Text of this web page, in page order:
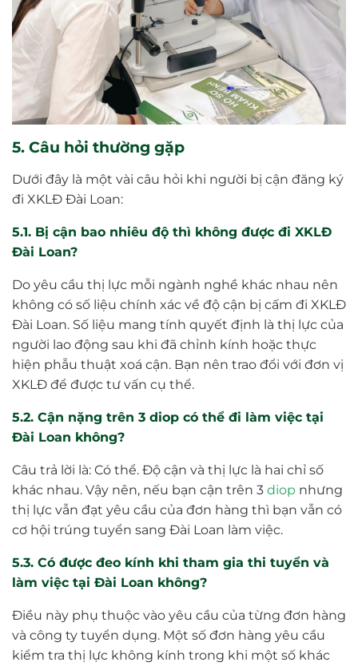
5. Câu hỏi thường gặp
Dưới đây là một vài câu hỏi khi người bị cận đăng ký
đi XKLĐ Đài Loan:
5.1. Bị cận bao nhiêu độ thì không được đi XKLĐ
Đài Loan?
Do yêu cầu thị lực mỗi ngành nghề khác nhau nên
không có số liệu chính xác về độ cận bị cấm đi XKLĐ
Đài Loan. Số liệu mang tính quyết định là thị lực của
người lao động sau khi đã chỉnh kính hoặc thực
hiện phẫu thuật xoá cận. Bạn nên trao đổi với đơn vị
XKLĐ để được tư vấn cụ thể.
5.2. Cận nặng trên 3 diop có thể đi làm việc tại
Đài Loan không?
Câu trả lời là: Có thể. Độ cận và thị lực là hai chỉ số
khác nhau. Vậy nên, nếu bạn cận trên 3 diop nhưng
thị lực vẫn đạt yêu cầu của đơn hàng thì bạn vẫn có
cơ hội trúng tuyển sang Đài Loan làm việc.
5.3. Có được đeo kính khi tham gia thi tuyển và
làm việc tại Đài Loan không?
Điều này phụ thuộc vào yêu cầu của từng đơn hàng
và công ty tuyển dụng. Một số đơn hàng yêu cầu
kiểm tra thị lực không kính trong khi một số khác